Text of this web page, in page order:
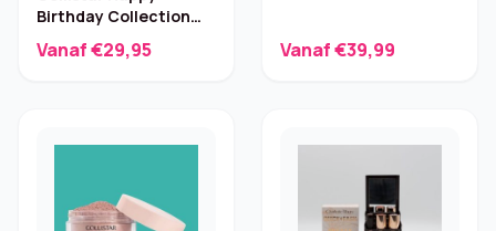
Birthday Collection
Oogschaduwpalet – 1
st
Vanaf €29,95 Vanaf €39,99